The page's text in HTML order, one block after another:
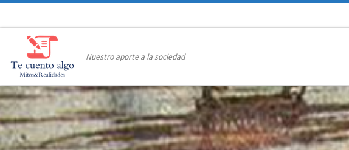
Nuestro aporte a la sociedad